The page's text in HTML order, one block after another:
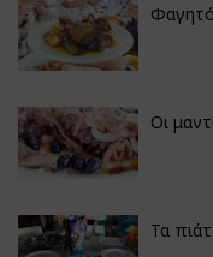
Φαγητό
Οι
Τα